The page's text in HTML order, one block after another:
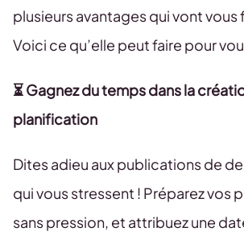
plusieurs avantages qui vont vous
Voici ce qu’elle peut faire pour
⏳ Gagnez du temps dans la
planification
Dites adieu aux publications de
qui vous stressent ! Préparez vos
sans pression, et attribuez une